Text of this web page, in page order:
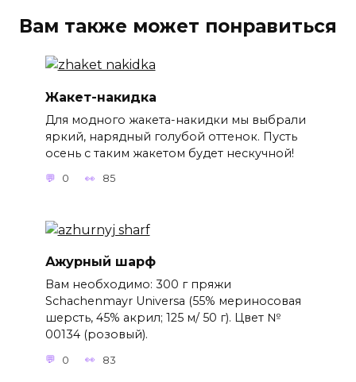
Вам также может понравиться
Жакет-накидка
Для модного жакета-накидки мы выбрали
яркий, нарядный голубой оттенок. Пусть
осень с таким жакетом будет нескучной!
0 85
Ажурный шарф
Вам необходимо: 300 г пряжи
Schachenmayr Universa (55% мериносовая
шерсть, 45% акрил; 125 м/ 50 г). Цвет №
00134 (розовый).
0 83